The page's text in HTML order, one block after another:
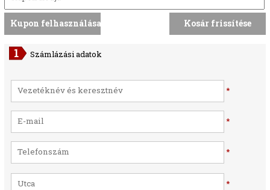
Számlázási adatok
*
*
*
*